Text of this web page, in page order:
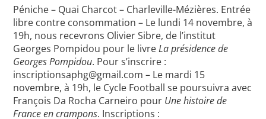
Péniche – Quai Charcot – Charleville-Mézières. Entrée
libre contre consommation – Le lundi 14 novembre, à
19h, nous recevrons Olivier Sibre, de l’institut
Georges Pompidou pour le livreLa présidence de
Georges Pompidou. Pour s’inscrire :
inscriptionsaphg@gmail.com – Le mardi 15
novembre, à 19h, le Cycle Football se poursuivra avec
François Da Rocha Carneiro pour Une histoire de
France en crampons. Inscriptions :